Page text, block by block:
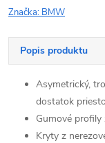
Značka: BMW
Popis produktu
Asymetrický,
dostatok
Gumové
Kryty z